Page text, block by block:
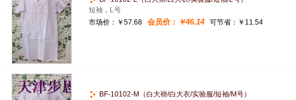
短袖，L号
市场价： ￥57.68 会员价： ￥46.14 可节省：￥11.54
BF-10102-M（白大褂/白大衣/实验服/短袖/M号）